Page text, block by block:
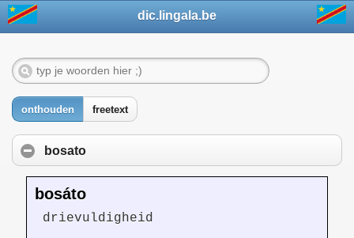
dic.lingala.be
onthouden freetext
bosato
bosáto
drievuldigheid